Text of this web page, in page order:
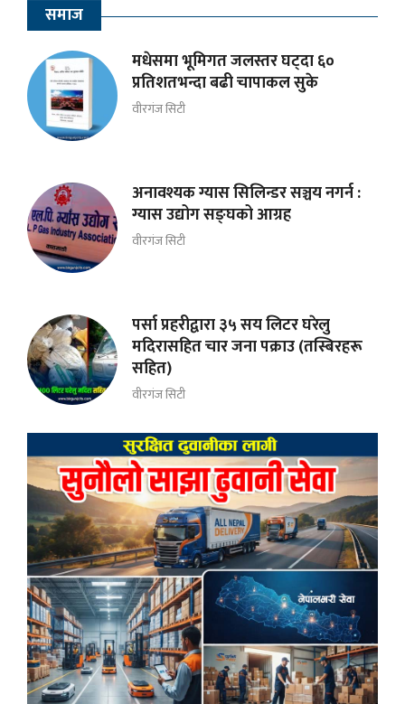
समाज
मधेसमा भूमिगत जलस्तर घट्दा ६०
प्रतिशतभन्दा बढी चापाकल सुके
वीरगंज सिटी
अनावश्यक ग्यास सिलिन्डर सञ्चय नगर्न :
ग्यास उद्योग सङ्घको आग्रह
वीरगंज सिटी
पर्सा प्रहरीद्वारा ३५ सय लिटर घरेलु
मदिरासहित चार जना पक्राउ (तस्बिरहरू
सहित)
वीरगंज सिटी